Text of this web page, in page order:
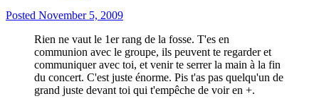
Posted November 5, 2009
Rien ne vaut le 1er rang de la fosse. T'es en
communion avec le groupe, ils peuvent te regarder et
communiquer avec toi, et venir te serrer la main à la fin
du concert. C'est juste énorme. Pis t'as pas quelqu'un de
grand juste devant toi qui t'empêche de voir en +.